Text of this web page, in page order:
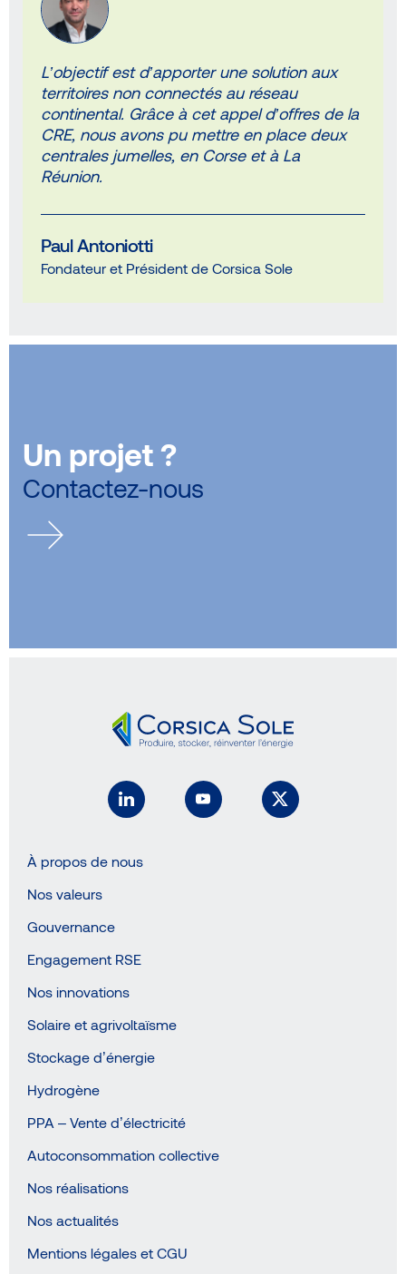
L’objectif est d’apporter une solution aux
territoires non connectés au réseau
continental. Grâce à cet appel d’offres de la
CRE, nous avons pu mettre en place deux
centrales jumelles, en Corse et à La
Réunion.
Paul Antoniotti
Fondateur et Président de Corsica Sole
Un projet ?
Contactez-nous
À propos de nous
Nos valeurs
Gouvernance
Engagement RSE
Nos innovations
Solaire et agrivoltaïsme
Stockage d’énergie
Hydrogène
PPA – Vente d’électricité
Autoconsommation collective
Nos réalisations
Nos actualités
Mentions légales et CGU